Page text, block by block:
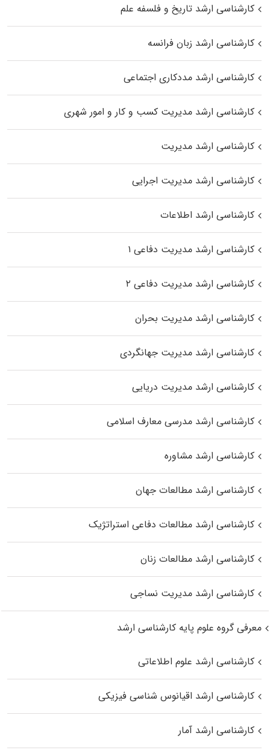
کارشناسی ارشد تاریخ و فلسفه علم
کارشناسی ارشد زبان فرانسه
کارشناسی ارشد مددکاری اجتماعی
کارشناسی ارشد مدیریت کسب و کار و امور شهری
کارشناسی ارشد مدیریت
کارشناسی ارشد مدیریت اجرایی
کارشناسی ارشد اطلاعات
کارشناسی ارشد مدیریت دفاعی ۱
کارشناسی ارشد مدیریت دفاعی ۲
کارشناسی ارشد مدیریت بحران
کارشناسی ارشد مدیریت جهانگردی
کارشناسی ارشد مدیریت دریایی
کارشناسی ارشد مدرسی معارف اسلامی
کارشناسی ارشد مشاوره
کارشناسی ارشد مطالعات جهان
کارشناسی ارشد مطالعات دفاعی استراتژیک
کارشناسی ارشد مطالعات زنان
کارشناسی ارشد مدیریت نساجی
معرفی گروه علوم پایه کارشناسی ارشد
کارشناسی ارشد علوم اطلاعاتی
کارشناسی ارشد اقیانوس‌ شناسی فیزیکی
کارشناسی ارشد آمار